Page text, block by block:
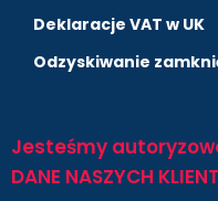
Deklaracje VAT w UK
Odzyskiwanie
Jesteśmy
DANE NASZYCH